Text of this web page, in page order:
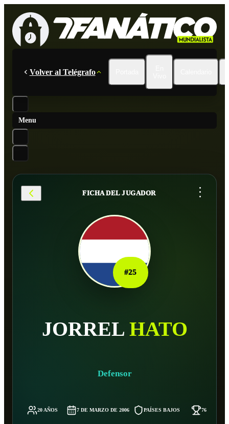
Volver al Telégrafo
Menu
FICHA DEL JUGADOR ...
#25
JORREL HATO
Defensor
20 AÑOS 7 DE MARZO DE 2006 PAÍSES BAJOS 76 KG